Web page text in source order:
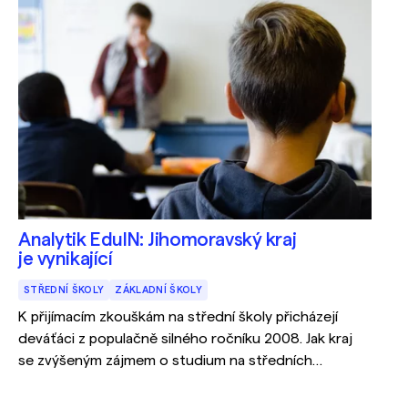
Analytik EduIN: Jihomoravský kraj
je vynikající
STŘEDNÍ ŠKOLY ZÁKLADNÍ ŠKOLY
K přijímacím zkouškám na střední školy přicházejí
deváťáci z populačně silného ročníku 2008. Jak kraj
se zvýšeným zájmem o studium na středních